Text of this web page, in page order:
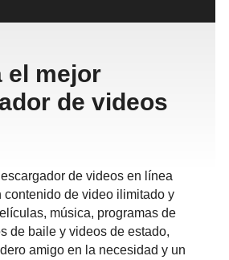
el mejor
de videos
de videos en línea
contenido de video ilimitado y
música, programas de
de baile y videos de estado,
amigo en la necesidad y un